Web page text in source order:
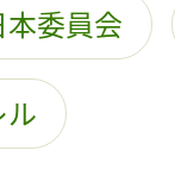
委員会